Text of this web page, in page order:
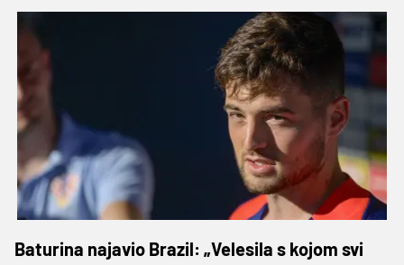
Baturina najavio Brazil: „Velesila s kojom svi